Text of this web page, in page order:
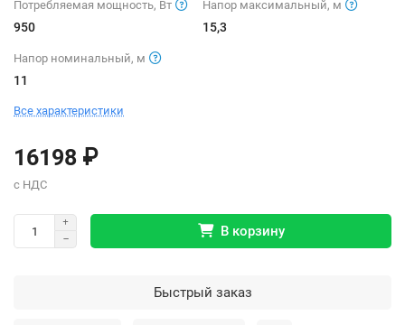
Потребляемая мощность, Вт
950
Напор максимальный, м
15,3
Напор номинальный, м
11
Все характеристики
16198 ₽
В корзину
Быстрый заказ